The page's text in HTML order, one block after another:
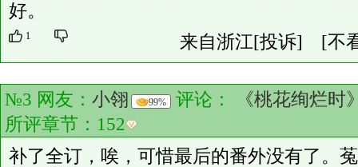
好。
1 来自浙江[投诉] [不
№3 网友： 小翎 99% 评论：
《桃花绚烂时
所评章节： 152
补了全订，唉，可惜最后的番外没有了。